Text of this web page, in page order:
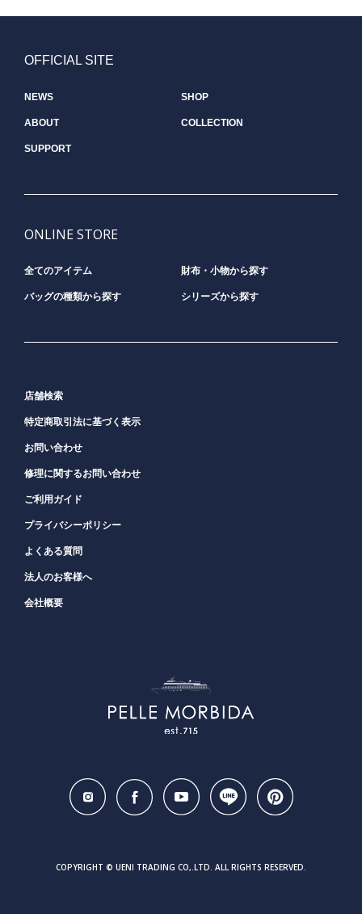
COPYRIGHT © UENI TRADING CO,.LTD. ALL RIGHTS RESERVED.
OFFICIAL SITE
NEWS SHOP
ABOUT COLLECTION
SUPPORT
ONLINE STORE
全てのアイテム 財布・小物から探す
バッグの種類から探す シリーズから探す
店舗検索
特定商取引法に基づく表示
お問い合わせ
修理に関するお問い合わせ
ご利用ガイド
プライバシーポリシー
よくある質問
法人のお客様へ
会社概要